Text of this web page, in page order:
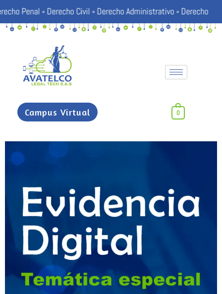
Civil ◦ Derecho Administrativo ◦ Derecho Disciplinario ◦
Campus Virtual 0